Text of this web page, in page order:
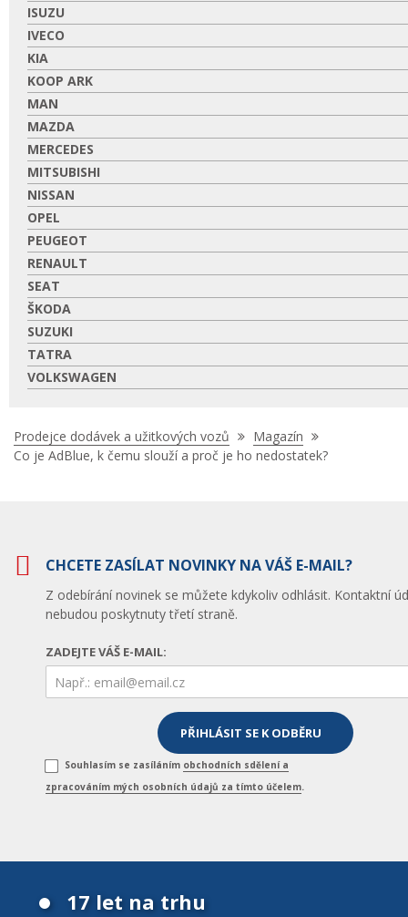
ISUZU
IVECO
KIA
KOOP ARK
MAN
MAZDA
MERCEDES
MITSUBISHI
NISSAN
OPEL
PEUGEOT
RENAULT
SEAT
ŠKODA
SUZUKI
TATRA
VOLKSWAGEN
Nacházíte
se
Prodejce dodávek a užitkových vozů
Magazín
Co je AdBlue, k čemu slouží a proč je ho nedostatek?
CHCETE ZASÍLAT NOVINKY NA VÁŠ E-MAIL?
Z odebírání novinek se můžete kdykoliv odhlásit. Kontaktní
nebudou poskytnuty třetí straně.
ZADEJTE VÁŠ E-MAIL:
Souhlasím se zasíláním obchodních sdělení a
zpracováním mých osobních údajů za tímto účelem.
17 let na trhu